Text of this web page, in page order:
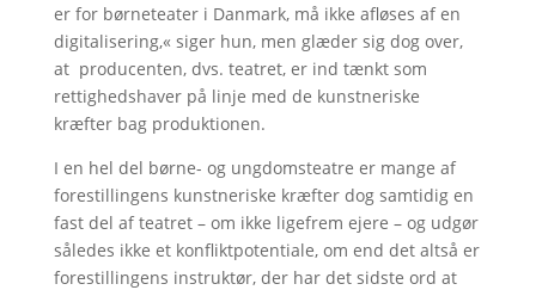
er for børneteater i Danmark, må ikke afløses af en
digitalisering,« siger hun, men glæder sig dog over,
at producenten, dvs. teatret, er ind tænkt som
rettighedshaver på linje med de kunstneriske
kræfter bag produktionen.
I en hel del børne- og ungdomsteatre er mange af
forestillingens kunstneriske kræfter dog samtidig en
fast del af teatret – om ikke ligefrem ejere – og udgør
således ikke et konfliktpotentiale, om end det altså er
forestillingens instruktør, der har det sidste ord at